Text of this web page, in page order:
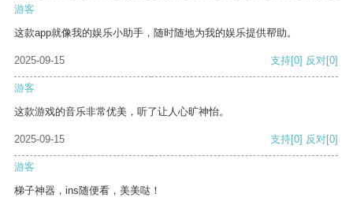
游客
这款app就像我的娱乐小助手，随时随地为我的娱乐提供帮助。
2025-09-15 支持[0] 反对[0]
游客
这款游戏的音乐非常优美，听了让人心旷神怡。
2025-09-15 支持[0] 反对[0]
游客
梯子神器，ins随便看，美美哒！